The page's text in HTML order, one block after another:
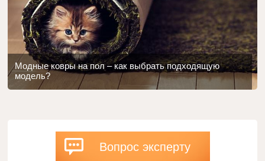
Модные ковры на пол – как выбрать подходящую
модель?
Вопрос эксперту